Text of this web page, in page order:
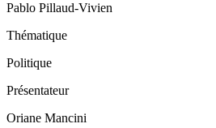
Pablo Pillaud-Vivien
Thématique
Politique
Présentateur
Oriane Mancini